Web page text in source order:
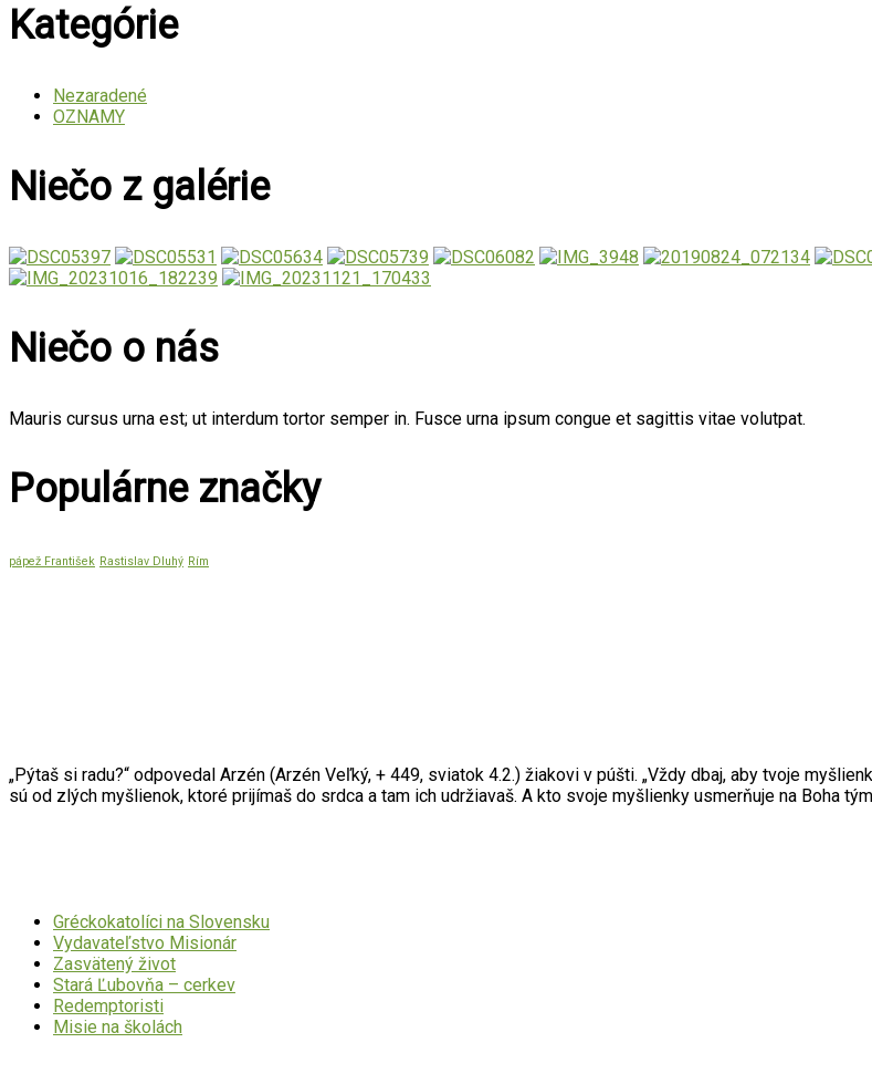
Kategórie
Nezaradené
OZNAMY
Niečo z galérie
Niečo o nás
Mauris cursus urna est; ut interdum tortor semper in. Fusce urna ipsum congue et sagittis vitae volutpat.
Populárne značky
pápež František Rastislav Dluhý Rím
„Pýtaš si radu?“ odpovedal Arzén (Arzén Veľký, + 449, sviatok 4.2.) žiakovi v púšti. „Vždy dbaj, aby tvoje
sú od zlých myšlienok, ktoré prijímaš do srdca a tam ich udržiavaš. A kto svoje myšlienky usmerňuje na Boha
Gréckokatolíci na Slovensku
Vydavateľstvo Misionár
Zasvätený život
Stará Ľubovňa – cerkev
Redemptoristi
Misie na školách